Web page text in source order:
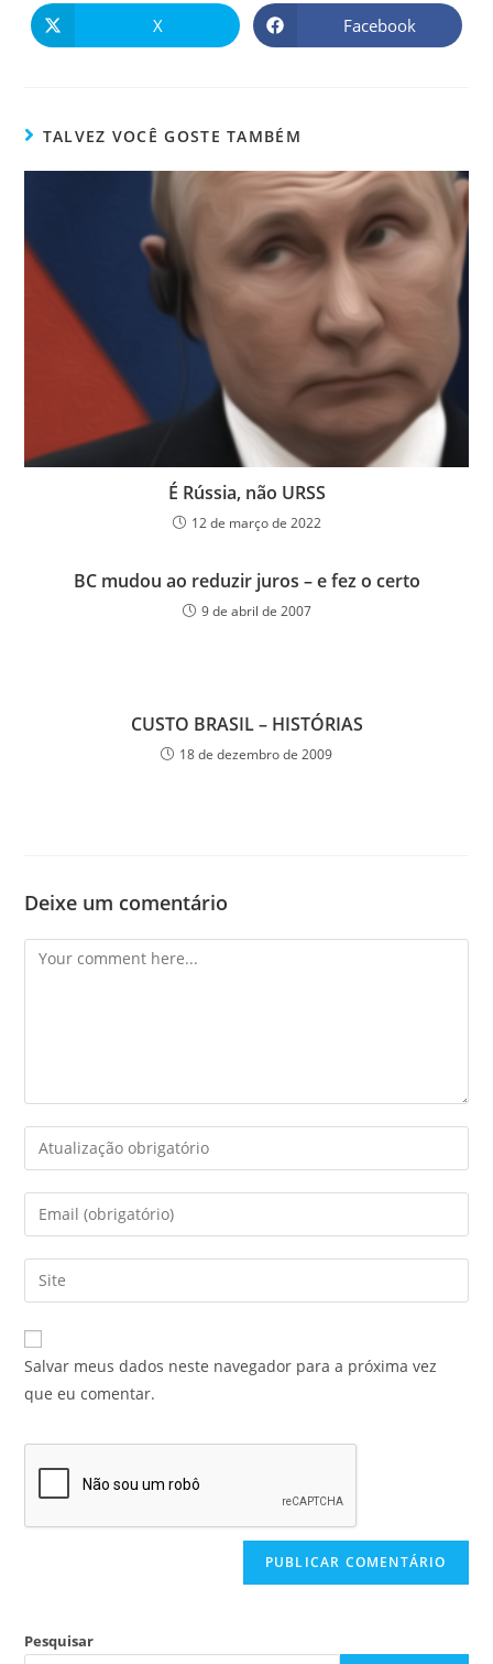
X Facebook
TALVEZ VOCÊ GOSTE TAMBÉM
É Rússia, não URSS
12 de março de 2022
BC mudou ao reduzir juros – e fez o certo
9 de abril de 2007
CUSTO BRASIL – HISTÓRIAS
18 de dezembro de 2009
Deixe um comentário
Salvar meus dados neste navegador para a próxima vez
que eu comentar.
Pesquisar